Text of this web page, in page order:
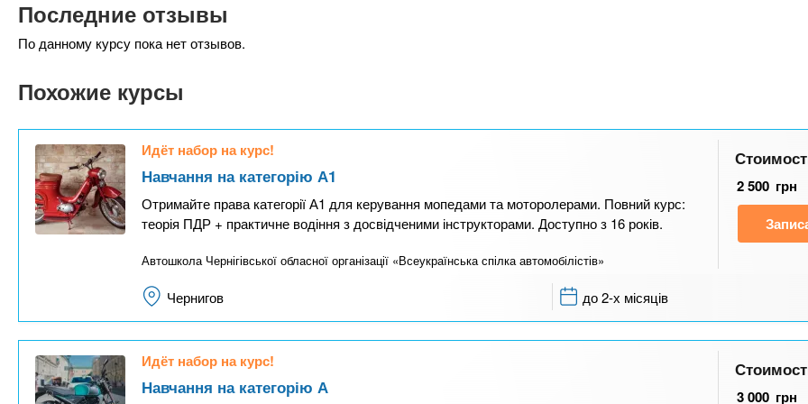
Последние отзывы
По данному курсу пока нет отзывов.
Похожие курсы
Идёт набор на курс!
Навчання на категорію А1
Отримайте права категорії А1 для керування мопедами та моторолерами. Повний курс:
теорія ПДР + практичне водіння з досвідченими інструкторами. Доступно з 16 років.
Автошкола Чернігівської обласної організації «Всеукраїнська спілка автомобілістів»
2 500 грн
Чернигов до 2-х місяців
Идёт набор на курс!
Навчання на категорію А 3 000 грн